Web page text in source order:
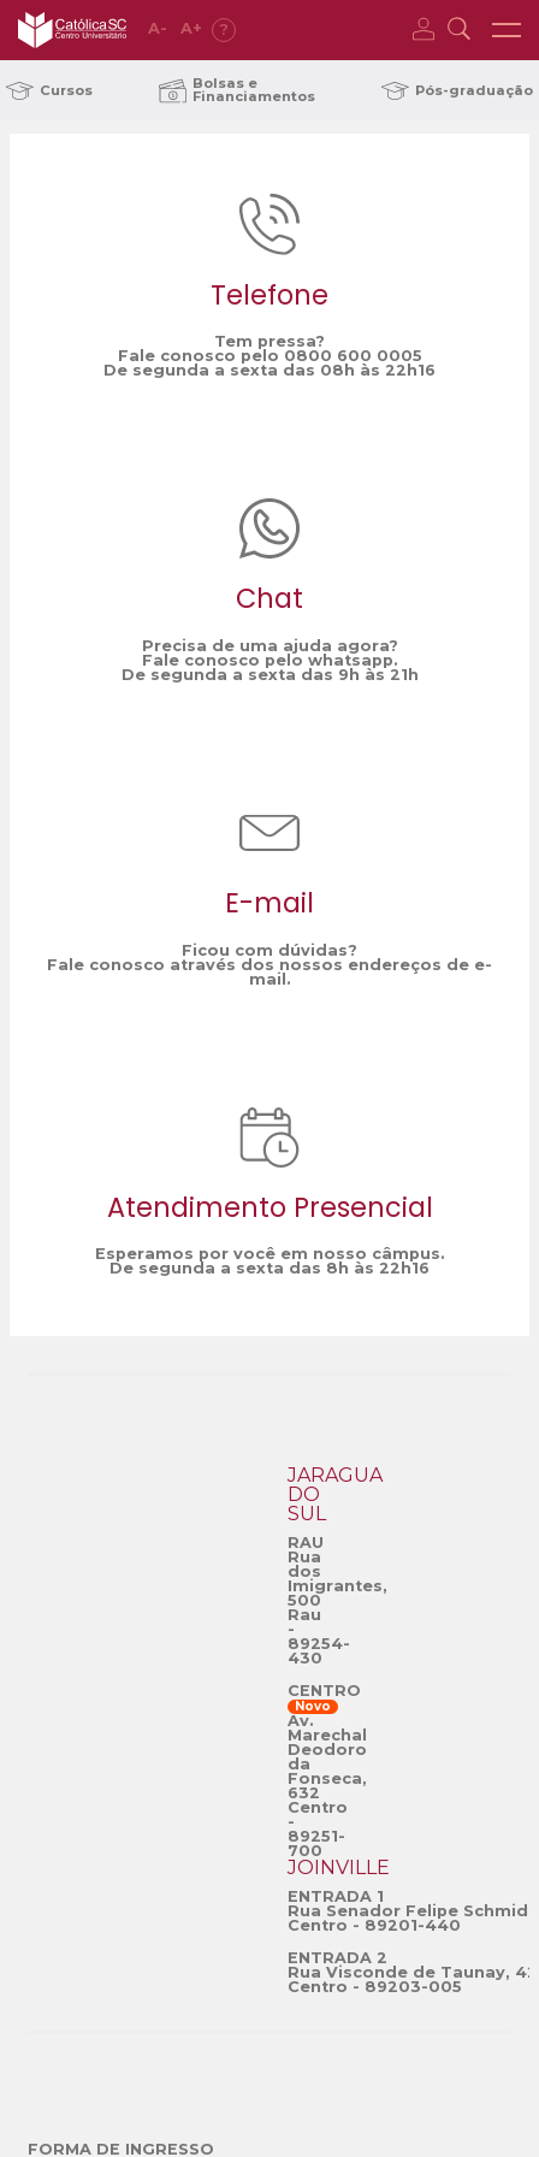
A- A+ ?
Cursos Bolsas e
Financiamentos Pós-graduação
Telefone
Tem pressa?
Fale conosco pelo 0800 600 0005
De segunda a sexta das 08h às 22h16
Chat
Precisa de uma ajuda agora?
Fale conosco pelo whatsapp.
De segunda a sexta das 9h às 21h
E-mail
Ficou com dúvidas?
Fale conosco através dos nossos endereços de e-
mail.
Atendimento Presencial
Esperamos por você em nosso câmpus.
De segunda a sexta das 8h às 22h16
JARAGUÁ
DO
SUL
RAU
Rua
dos
Imigrantes,
500
Rau
-
89254-
430
CENTRO
Novo
Av.
Marechal
Deodoro
da
Fonseca,
632
Centro
-
89251-
700
JOINVILLE
ENTRADA 1
Rua Senador Felipe
Centro - 89201-440
ENTRADA 2
Rua Visconde de Taunay,
Centro - 89203-005
FORMA DE INGRESSO